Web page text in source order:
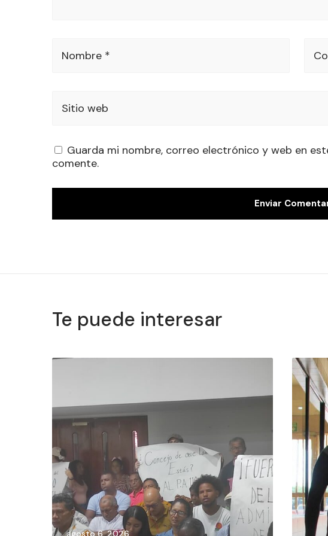
Nombre *
Sitio web
Guarda mi nombre, correo electrónico y web en
comente.
Te puede interesar
agosto 6, 2026